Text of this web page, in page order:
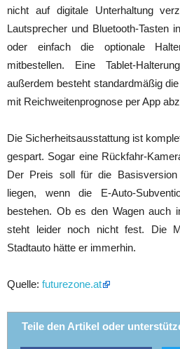
nicht auf digitale Unterhaltung
Lautsprecher und Bluetooth-Tasten
oder einfach die optionale
mitbestellen. Eine Tablet-
außerdem besteht standardmäßig
mit Reichweitenprognose per App
Die Sicherheitsausstattung ist
gespart. Sogar eine Rückfahr-
Der Preis soll für die
liegen, wenn die E-Auto-
bestehen. Ob es den Wagen auch
steht leider noch nicht fest. Die
Stadtauto hätte er immerhin.
Quelle: futurezone.at
Teile den Artikel oder